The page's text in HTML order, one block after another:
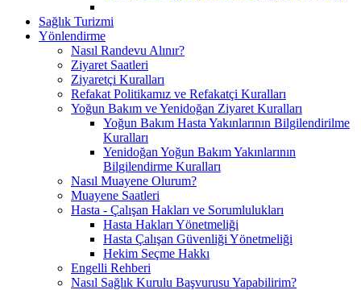
Sağlık Turizmi
Yönlendirme
Nasıl Randevu Alınır?
Ziyaret Saatleri
Ziyaretçi Kuralları
Refakat Politikamız ve Refakatçi Kuralları
Yoğun Bakım ve Yenidoğan Ziyaret Kuralları
Yoğun Bakım Hasta Yakınlarının Bilgilendirilme
Kuralları
Yenidoğan Yoğun Bakım Yakınlarının
Bilgilendirme Kuralları
Nasıl Muayene Olurum?
Muayene Saatleri
Hasta - Çalışan Hakları ve Sorumlulukları
Hasta Hakları Yönetmeliği
Hasta Çalışan Güvenliği Yönetmeliği
Hekim Seçme Hakkı
Engelli Rehberi
Nasıl Sağlık Kurulu Başvurusu Yapabilirim?